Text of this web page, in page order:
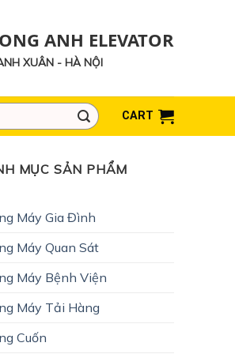
ANH ELEVATOR
XUÂN - HÀ NỘI
CART
MỤC SẢN PHẨM
Máy Gia Đình
Máy Quan Sát
Máy Bệnh Viện
Máy Tải Hàng
Cuốn